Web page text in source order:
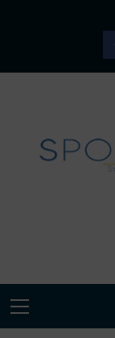
Menú